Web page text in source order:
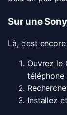
Sur une
Là, c’est
Ouvrez le
téléphone
Installez